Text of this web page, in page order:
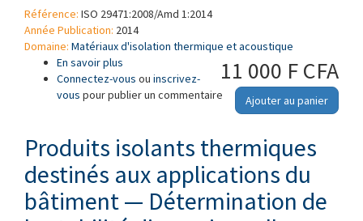
Référence: ISO 29471:2008/Amd 1:2014
Année Publication: 2014
Domaine: Matériaux d'isolation thermique et acoustique
11 000 F CFA
Ajouter au panier
En savoir plus à propos de Produits isolants thermiques
destinés aux applications du bâtiment —
Détermination de la stabilité dimensionnelle
dans des conditions de laboratoire constantes
relative) — Amendement 1
Connectez-vous ou inscrivez-
vous pour publier un commentaire
Produits isolants thermiques
destinés aux applications du
bâtiment — Détermination de